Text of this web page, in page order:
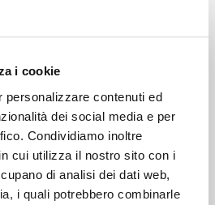
i cookie
personalizzare contenuti ed
dei social media e per
Condividiamo inoltre
cui utilizza il nostro sito con i
di analisi dei dati web,
i quali potrebbero combinarle